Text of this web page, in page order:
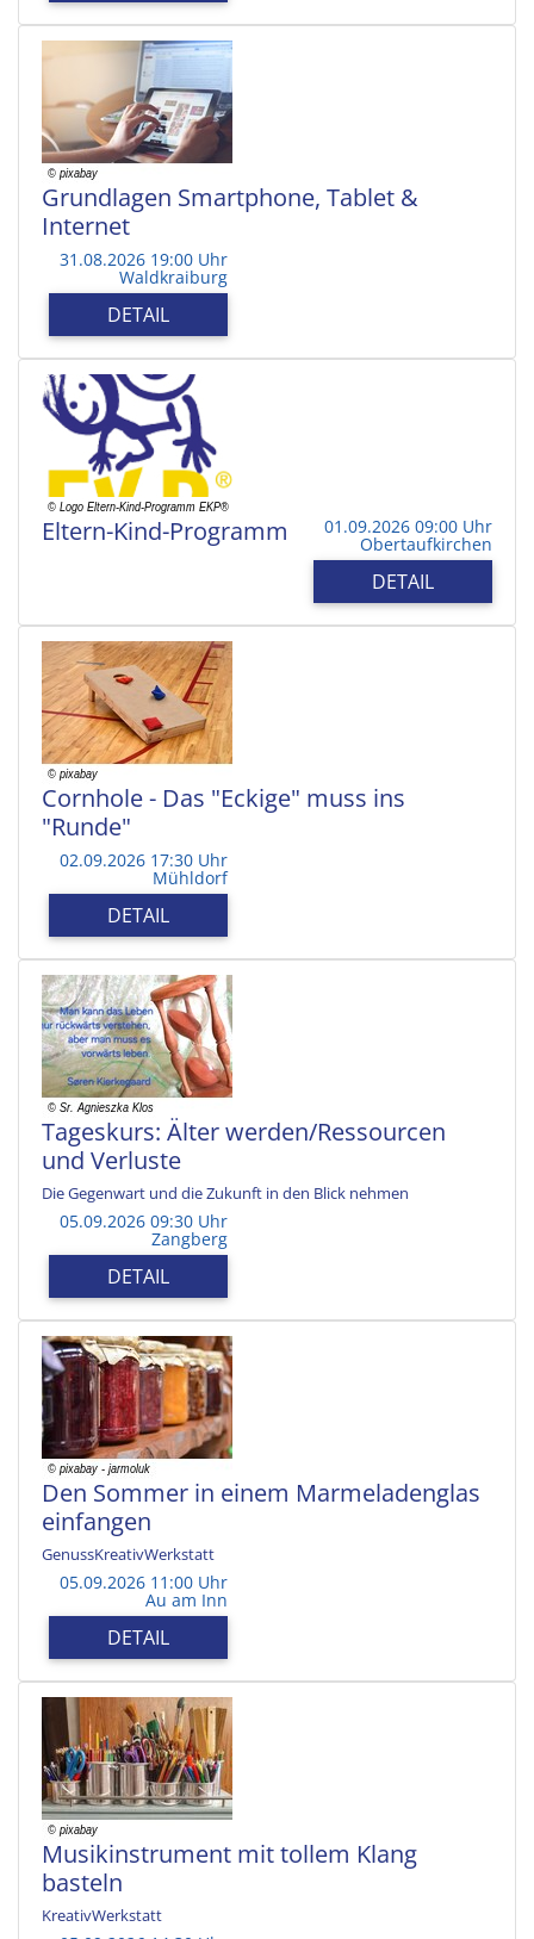
Grundlagen Smartphone, Tablet &
Internet
31.08.2026 19:00 Uhr
Waldkraiburg
DETAIL
Eltern-Kind-Programm 01.09.2026 09:00 Uhr
Obertaufkirchen
DETAIL
Cornhole - Das "Eckige" muss ins
"Runde"
02.09.2026 17:30 Uhr
Mühldorf
DETAIL
Tageskurs: Älter werden/Ressourcen
und Verluste
Die Gegenwart und die Zukunft in den Blick nehmen
05.09.2026 09:30 Uhr
Zangberg
DETAIL
Den Sommer in einem Marmeladenglas
einfangen
GenussKreativWerkstatt
05.09.2026 11:00 Uhr
Au am Inn
DETAIL
Musikinstrument mit tollem Klang
basteln
KreativWerkstatt